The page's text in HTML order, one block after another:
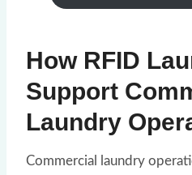
How RFID
Support
Laundry
Commercial laundry